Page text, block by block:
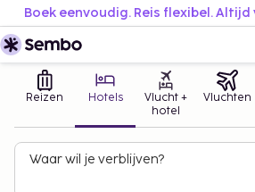
Boek eenvoudig. Reis flexibel.
Reizen Hotels
Vlucht +
hotel
Vluchten
Waar wil je verblijven?